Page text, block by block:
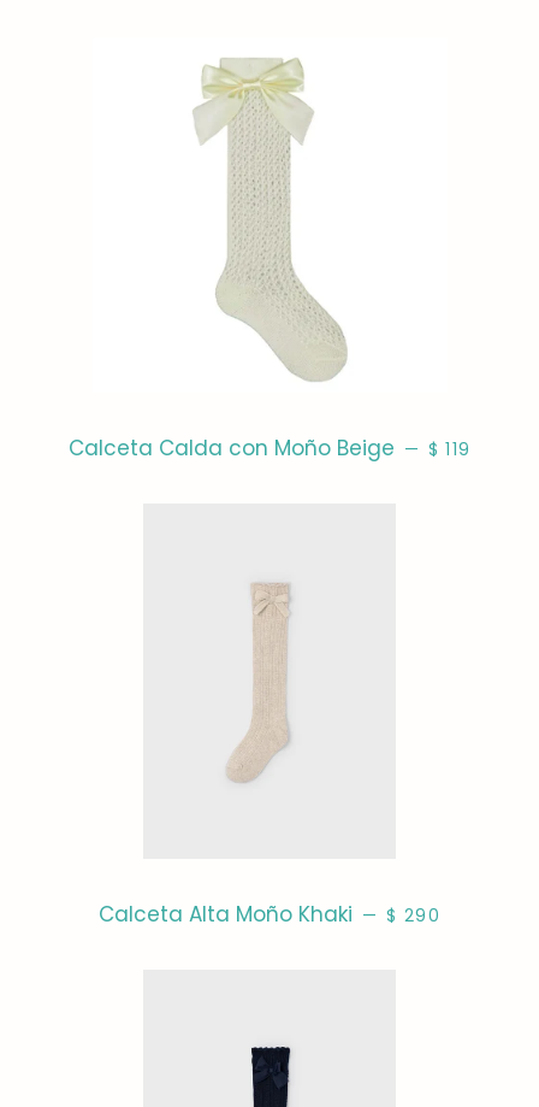
Calceta Calda con Moño Beige — PRECIO
$ 119
Calceta Alta Moño Khaki — PRECIO
$ 290